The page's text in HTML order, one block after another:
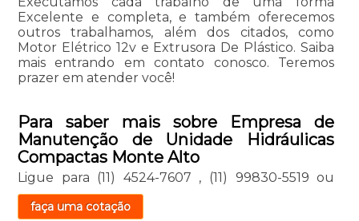
Excelente e completa, e também oferecemos
outros trabalhamos, além dos citados, como
Motor Elétrico 12v e Extrusora De Plástico. Saiba
mais entrando em contato conosco. Teremos
prazer em atender você!
Para saber mais sobre Empresa de
Manutenção de Unidade Hidráulicas
Compactas Monte Alto
Ligue para (11) 4524-7607 , (11) 99830-5519 ou
faça uma cotação